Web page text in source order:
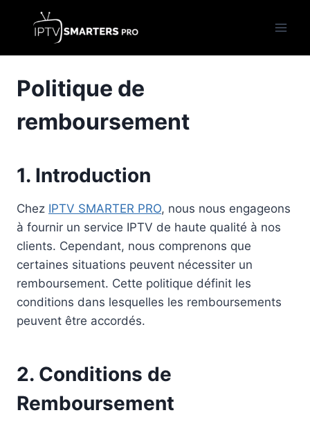
Politique de
remboursement
1. Introduction
Chez IPTV SMARTER PRO, nous nous engageons
à fournir un service IPTV de haute qualité à nos
clients. Cependant, nous comprenons que
certaines situations peuvent nécessiter un
remboursement. Cette politique définit les
conditions dans lesquelles les remboursements
peuvent être accordés.
2. Conditions de
Remboursement